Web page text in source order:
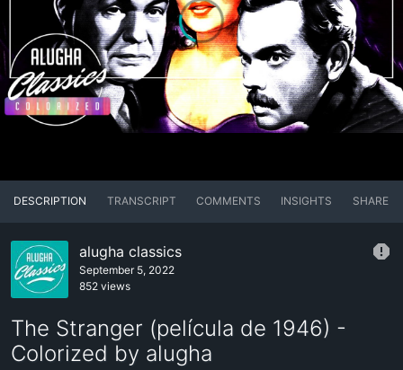
DESCRIPTION TRANSCRIPT COMMENTS INSIGHTS SHARE
alugha classics
September 5, 2022
852 views
The Stranger (película de 1946) -
Colorized by alugha